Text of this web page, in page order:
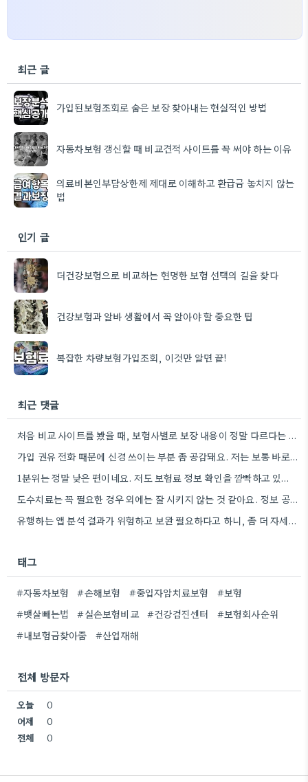
최근 글
가입된보험조회로 숨은 보장 찾아내는 현실적인 방법
자동차보험 갱신할 때 비교견적 사이트를 꼭 써야 하는 이유
의료비본인부담상한제 제대로 이해하고 환급금 놓치지 않는
법
인기 글
더건강보험으로 비교하는 현명한 보험 선택의 길을 찾다
건강보험과 알바 생활에서 꼭 알아야 할 중요한 팁
복잡한 차량보험가입조회, 이것만 알면 끝!
최근 댓글
처음 비교 사이트를 봤을 때, 보험사별로 보장 내용이 정말 다르다는 걸 알게 되면서 그때부터 갱신할…
가입 권유 전화 때문에 신경 쓰이는 부분 좀 공감돼요. 저는 보통 바로 확인하고 거절하는 방식으로…
1분위는 정말 낮은 편이네요. 저도 보험료 정보 확인을 깜빡하고 있었는데, 이렇게 꼼꼼히 알아봐야겠어요.
도수치료는 꼭 필요한 경우 외에는 잘 시키지 않는 것 같아요. 정보 공유 감사합니다.
유행하는 앱 분석 결과가 위험하고 보완 필요하다고 하니, 좀 더 자세히 보장 내용 비교해봐야겠어요.
태그
#자동차보험 #손해보험 #중입자암치료보험
#보험
#뱃살빼는법
#실손보험비교 #건강검진센터
#보험회사순위
#내보험금찾아줌
#산업재해
전체 방문자
오늘
0
어제
0
전체
0